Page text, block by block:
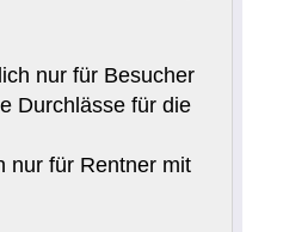
nur für Besucher
Durchlässe für die
nur für Rentner mit